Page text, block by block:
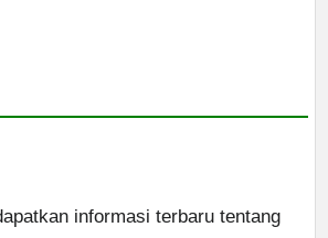
informasi terbaru tentang